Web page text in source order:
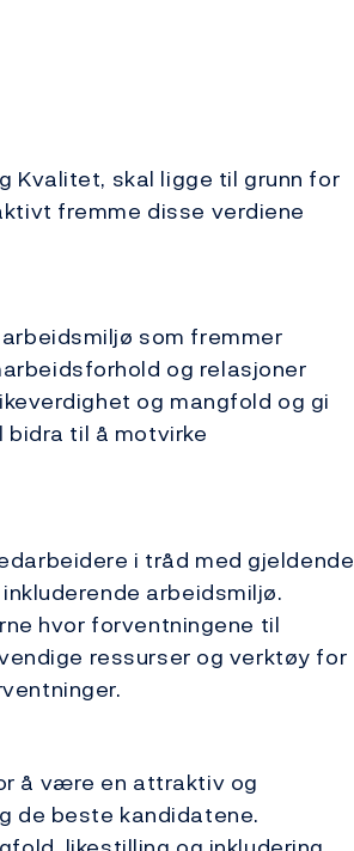
Kvalitet, skal ligge til grunn for
fremme disse verdiene
som fremmer
og relasjoner
og mangfold og gi
bidra til å motvirke
i tråd med gjeldende
arbeidsmiljø.
hvor forventningene til
ressurser og verktøy for
å være en attraktiv og
de beste kandidatene.